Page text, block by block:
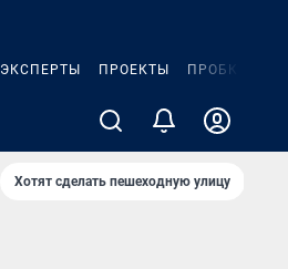
ЭКСПЕРТЫ ПРОЕКТЫ ПРОБКИ
Хотят сделать пешеходную улицу